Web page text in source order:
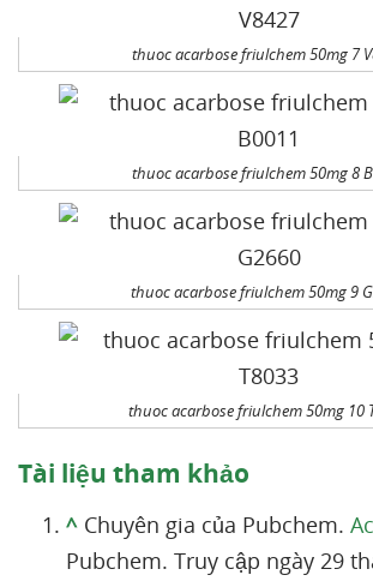
thuoc acarbose friulchem 50mg 7
thuoc acarbose friulchem 50mg 8
thuoc acarbose friulchem 50mg 9
thuoc acarbose friulchem 50mg 10
Tài liệu tham khảo
^ Chuyên gia của Pubchem.
Pubchem. Truy cập ngày 29